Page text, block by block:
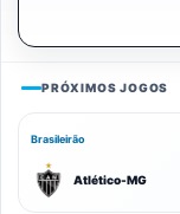
PRÓXIMOS JOGOS
Brasileirão
Atlético-MG